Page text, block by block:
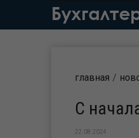
главная
С
22.08.2024